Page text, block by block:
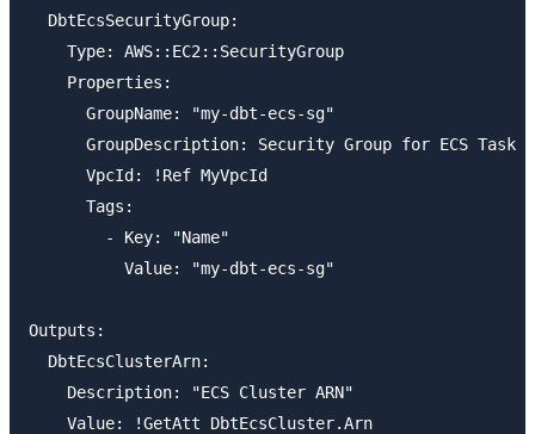
  DbtEcsSecurityGroup:
    Type: AWS::EC2::SecurityGroup
    Properties:
      GroupName: "my-dbt-ecs-sg"
      GroupDescription: Security Group for ECS Task
      VpcId: !Ref MyVpcId
      Tags:
        - Key: "Name"
          Value: "my-dbt-ecs-sg"
Outputs:
  DbtEcsClusterArn:
    Description: "ECS Cluster ARN"
    Value: !GetAtt DbtEcsCluster.Arn